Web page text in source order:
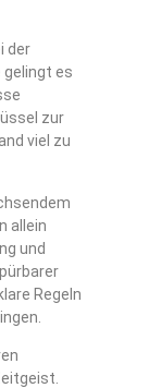
der
gelingt es
zur
viel zu
allein
und
Regeln